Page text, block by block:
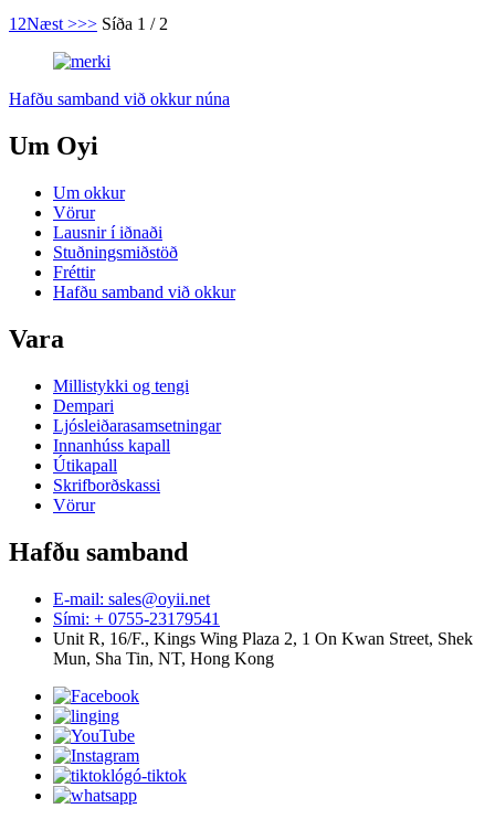
1 2Næst >>> Síða 1 / 2
Hafðu samband við okkur núna
Um Oyi
Um okkur
Vörur
Lausnir í iðnaði
Stuðningsmiðstöð
Fréttir
Hafðu samband við okkur
Vara
Millistykki og tengi
Dempari
Ljósleiðarasamsetningar
Innanhúss kapall
Útikapall
Skrifborðskassi
Vörur
Hafðu samband
E-mail: sales@oyii.net
Sími: + 0755-23179541
Unit R, 16/F., Kings Wing Plaza 2, 1 On Kwan Street, Shek
Mun, Sha Tin, NT, Hong Kong